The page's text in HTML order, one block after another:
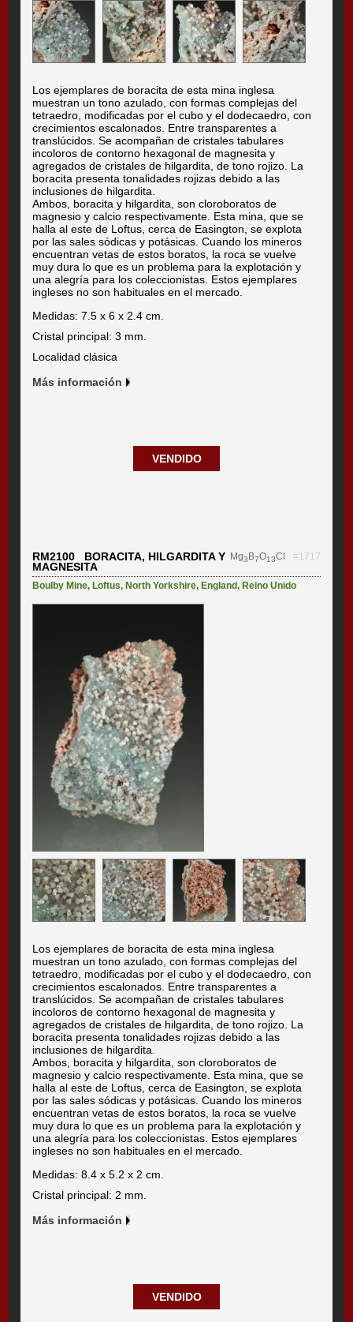
Los ejemplares de boracita de esta mina inglesa
muestran un tono azulado, con formas complejas del
tetraedro, modificadas por el cubo y el dodecaedro, con
crecimientos escalonados. Entre transparentes a
translúcidos. Se acompañan de cristales tabulares
incoloros de contorno hexagonal de magnesita y
agregados de cristales de hilgardita, de tono rojizo. La
boracita presenta tonalidades rojizas debido a las
inclusiones de hilgardita.
Ambos, boracita y hilgardita, son cloroboratos de
magnesio y calcio respectivamente. Esta mina, que se
halla al este de Loftus, cerca de Easington, se explota
por las sales sódicas y potásicas. Cuando los mineros
encuentran vetas de estos boratos, la roca se vuelve
muy dura lo que es un problema para la explotación y
una alegría para los coleccionistas. Estos ejemplares
ingleses no son habituales en el mercado.
Medidas: 7.5 x 6 x 2.4 cm.
Cristal principal: 3 mm.
Localidad clásica
Más información
VENDIDO
RM2100 BORACITA, HILGARDITA Y
MAGNESITA
Mg3B7O13Cl #1717
Boulby Mine,Loftus,North Yorkshire,England,Reino Unido
Los ejemplares de boracita de esta mina inglesa
muestran un tono azulado, con formas complejas del
tetraedro, modificadas por el cubo y el dodecaedro, con
crecimientos escalonados. Entre transparentes a
translúcidos. Se acompañan de cristales tabulares
incoloros de contorno hexagonal de magnesita y
agregados de cristales de hilgardita, de tono rojizo. La
boracita presenta tonalidades rojizas debido a las
inclusiones de hilgardita.
Ambos, boracita y hilgardita, son cloroboratos de
magnesio y calcio respectivamente. Esta mina, que se
halla al este de Loftus, cerca de Easington, se explota
por las sales sódicas y potásicas. Cuando los mineros
encuentran vetas de estos boratos, la roca se vuelve
muy dura lo que es un problema para la explotación y
una alegría para los coleccionistas. Estos ejemplares
ingleses no son habituales en el mercado.
Medidas: 8.4 x 5.2 x 2 cm.
Cristal principal: 2 mm.
Más información
VENDIDO